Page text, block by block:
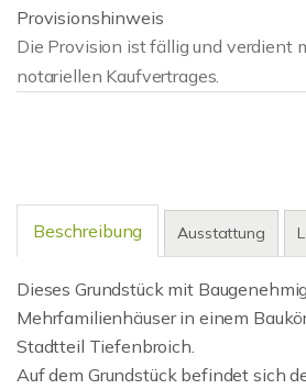
Provisionshinweis
Die Provision ist fällig und verdient
notariellen Kaufvertrages.
Beschreibung Ausstattung
Dieses Grundstück mit
Mehrfamilienhäuser in einem
Stadtteil Tiefenbroich.
Auf dem Grundstück befindet sich